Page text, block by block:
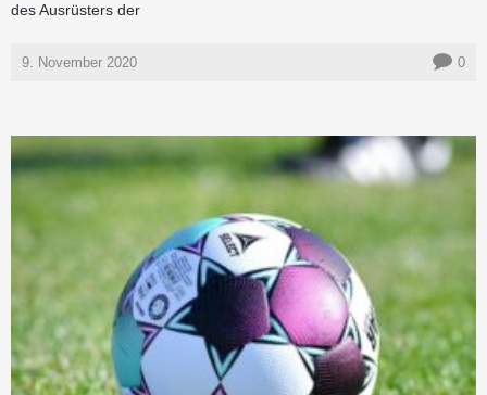
des Ausrüsters der
9. November 2020 0